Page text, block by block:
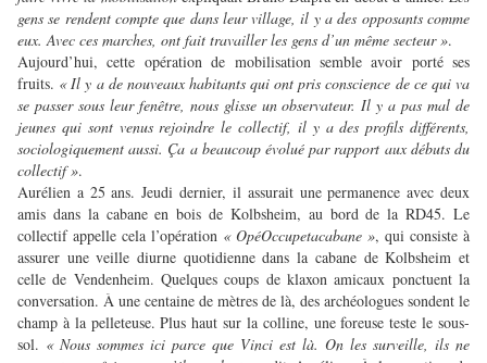
gens se rendent compte que dans leur village, il y a des opposants comme
eux. Avec ces marches, ont fait travailler les gens d’un même secteur ».
Aujourd’hui, cette opération de mobilisation semble avoir porté ses
fruits. « Il y a de nouveaux habitants qui ont pris conscience de ce qui va
se passer sous leur fenêtre, nous glisse un observateur. Il y a pas mal de
jeunes qui sont venus rejoindre le collectif, il y a des profils différents,
sociologiquement aussi. Ça a beaucoup évolué par rapport aux débuts du
collectif ».
Aurélien a 25 ans. Jeudi dernier, il assurait une permanence avec deux
amis dans la cabane en bois de Kolbsheim, au bord de la RD45. Le
collectif appelle cela l’opération « OpéOccupetacabane », qui consiste à
assurer une veille diurne quotidienne dans la cabane de Kolbsheim et
celle de Vendenheim. Quelques coups de klaxon amicaux ponctuent la
conversation. À une centaine de mètres de là, des archéologues sondent le
champ à la pelleteuse. Plus haut sur la colline, une foreuse teste le sous-
sol. « Nous sommes ici parce que Vinci est là. On les surveille, ils ne